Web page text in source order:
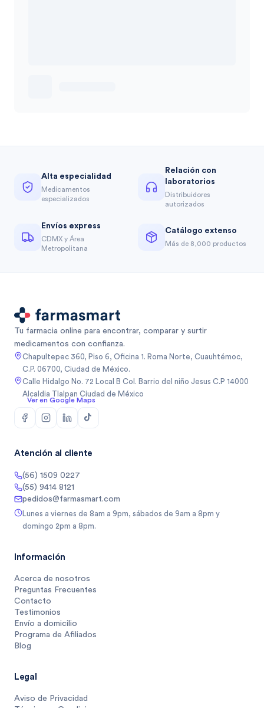
Alta especialidad
Medicamentos
especializados
Relación con
laboratorios
Distribuidores
autorizados
Envíos express
CDMX y Área
Metropolitana
Catálogo extenso
Más de 8,000 productos
Tu farmacia online para encontrar, comparar y surtir
medicamentos con confianza.
Chapultepec 360, Piso 6, Oficina 1. Roma Norte, Cuauhtémoc,
C.P. 06700, Ciudad de México.
Calle Hidalgo No. 72 Local B Col. Barrio del niño Jesus C.P 14000
Alcaldia Tlalpan Ciudad de México
Ver en Google Maps
Atención al cliente
(56) 1509 0227
(55) 9414 8121
pedidos@farmasmart.com
Lunes a viernes de 8am a 9pm, sábados de 9am a 8pm y
domingo 2pm a 8pm.
Información
Acerca de nosotros
Preguntas Frecuentes
Contacto
Testimonios
Envío a domicilio
Programa de Afiliados
Blog
Legal
Aviso de Privacidad